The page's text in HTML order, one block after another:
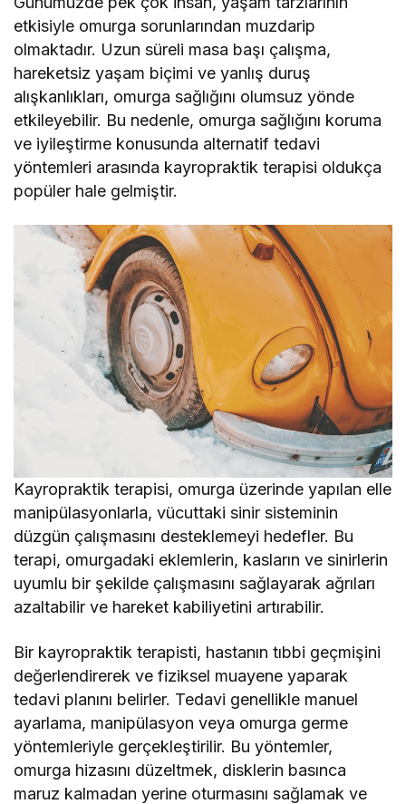
etkisiyle omurga sorunlarından muzdarip
olmaktadır. Uzun süreli masa başı çalışma,
hareketsiz yaşam biçimi ve yanlış duruş
alışkanlıkları, omurga sağlığını olumsuz yönde
etkileyebilir. Bu nedenle, omurga sağlığını koruma
ve iyileştirme konusunda alternatif tedavi
yöntemleri arasında kayropraktik terapisi oldukça
popüler hale gelmiştir.
Kayropraktik terapisi, omurga üzerinde yapılan elle
manipülasyonlarla, vücuttaki sinir sisteminin
düzgün çalışmasını desteklemeyi hedefler. Bu
terapi, omurgadaki eklemlerin, kasların ve sinirlerin
uyumlu bir şekilde çalışmasını sağlayarak ağrıları
azaltabilir ve hareket kabiliyetini artırabilir.
Bir kayropraktik terapisti, hastanın tıbbi geçmişini
değerlendirerek ve fiziksel muayene yaparak
tedavi planını belirler. Tedavi genellikle manuel
ayarlama, manipülasyon veya omurga germe
yöntemleriyle gerçekleştirilir. Bu yöntemler,
omurga hizasını düzeltmek, disklerin basınca
maruz kalmadan yerine oturmasını sağlamak ve